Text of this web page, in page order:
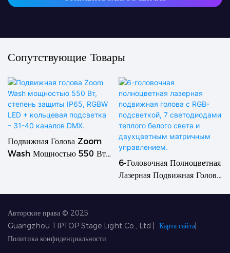
Сопутствующие Товары
Подвижная Голова Zoom
Wash Мощностью 550 Вт,
6-Головочная Полноцветная
Лазерная Подвижная Голова
Двухцветным Матричным
Авторские права © 2025
Guangzhou TIPTOP Stage Light Co., Ltd
Карта сайта
Политика конфиденциальности